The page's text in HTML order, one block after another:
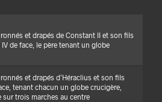
et drapés de Constant II et son fils
de face, le père tenant un globe
et drapés d’Héraclius et son fils
tenant chacun un globe crucigère,
sur trois marches au centre